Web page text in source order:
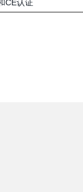
CE认证